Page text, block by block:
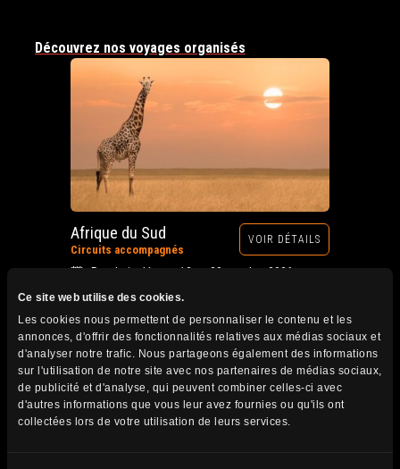
Ce site web utilise des cookies.
Les cookies nous permettent de personnaliser le contenu et les
annonces, d'offrir des fonctionnalités relatives aux médias sociaux et
d'analyser notre trafic. Nous partageons également des informations
sur l'utilisation de notre site avec nos partenaires de médias sociaux,
de publicité et d'analyse, qui peuvent combiner celles-ci avec
d'autres informations que vous leur avez fournies ou qu'ils ont
collectées lors de votre utilisation de leurs services.
Découvrez nos voyages organisés
Afrique du Sud
Circuits accompagnés
VOIR DÉTAILS
Prochain départ : 12 au 28 octobre 2026